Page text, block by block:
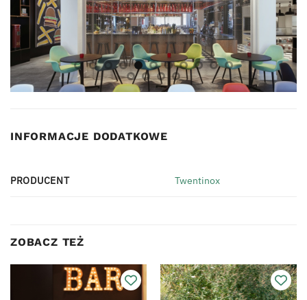
INFORMACJE DODATKOWE
PRODUCENT Twentinox
ZOBACZ TEŻ